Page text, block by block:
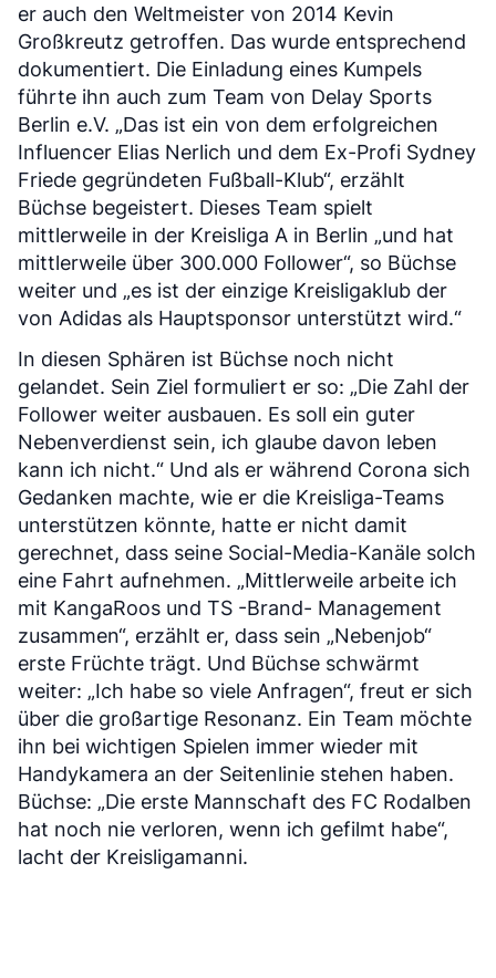
er auch den Weltmeister von 2014 Kevin
Großkreutz getroffen. Das wurde entsprechend
dokumentiert. Die Einladung eines Kumpels
führte ihn auch zum Team von Delay Sports
Berlin e.V. „Das ist ein von dem erfolgreichen
Influencer Elias Nerlich und dem Ex-Profi Sydney
Friede gegründeten Fußball-Klub“, erzählt
Büchse begeistert. Dieses Team spielt
mittlerweile in der Kreisliga A in Berlin „und hat
mittlerweile über 300.000 Follower“, so Büchse
weiter und „es ist der einzige Kreisligaklub der
von Adidas als Hauptsponsor unterstützt wird.“
In diesen Sphären ist Büchse noch nicht
gelandet. Sein Ziel formuliert er so: „Die Zahl der
Follower weiter ausbauen. Es soll ein guter
Nebenverdienst sein, ich glaube davon leben
kann ich nicht.“ Und als er während Corona sich
Gedanken machte, wie er die Kreisliga-Teams
unterstützen könnte, hatte er nicht damit
gerechnet, dass seine Social-Media-Kanäle solch
eine Fahrt aufnehmen. „Mittlerweile arbeite ich
mit KangaRoos und TS -Brand- Management
zusammen“, erzählt er, dass sein „Nebenjob“
erste Früchte trägt. Und Büchse schwärmt
weiter: „Ich habe so viele Anfragen“, freut er sich
über die großartige Resonanz. Ein Team möchte
ihn bei wichtigen Spielen immer wieder mit
Handykamera an der Seitenlinie stehen haben.
Büchse: „Die erste Mannschaft des FC Rodalben
hat noch nie verloren, wenn ich gefilmt habe“,
lacht der Kreisligamanni.